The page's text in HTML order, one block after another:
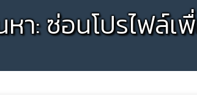
า: ซ่อนโปรไฟล์เ